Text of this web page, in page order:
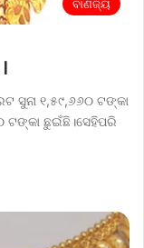
ବାଣିଜ୍ୟ
ସୁନା ୧,୫୯,୬୬୦ ଟଙ୍କା
ଟଙ୍କା ଛୁଇଁଛି।ସେହିପରି